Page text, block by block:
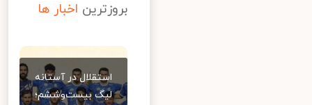
بروزترین اخبار ها
استقلال در آستانه
لیگ بیست‌وششم؛